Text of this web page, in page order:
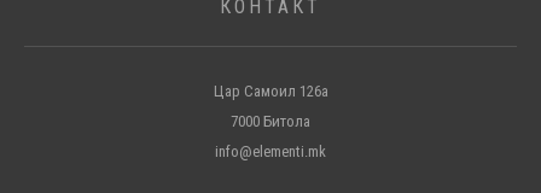
КОНТАКТ
Цар Самоил 126а
7000 Битола
info@elementi.mk